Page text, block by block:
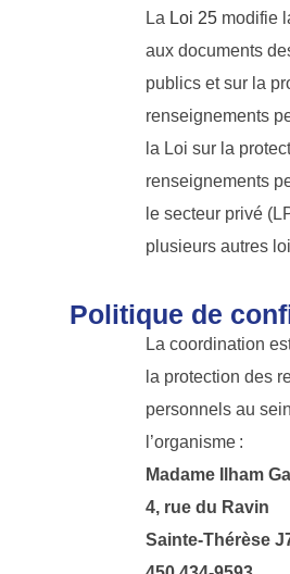
La Loi 25 modifie
aux documents
publics et sur la
renseignements
la Loi sur la
renseignements
le secteur privé
plusieurs autres
Politique de
La coordination
la protection des
personnels au
l’organisme :
Madame Ilham
4, rue du Ravin
Sainte-Thérèse